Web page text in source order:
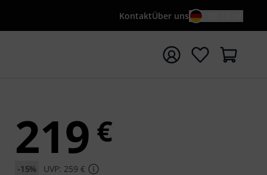
KontaktÜber uns
mit Suchwort {searchTerm} starten
219 €
-15%
UVP: 259 €